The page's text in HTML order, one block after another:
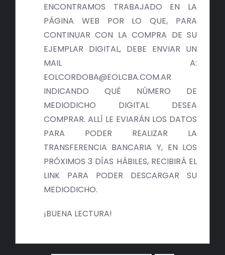
MEDIODICHO
ACTUALIDAD
CONTACTO
ENCONTRAMOS TRABAJADO EN LA
PÁGINA WEB POR LO QUE, PARA
CONTINUAR CON LA COMPRA DE SU
EJEMPLAR DIGITAL, DEBE ENVIAR UN
MAIL A:
EOLCORDOBA@EOLCBA.COM.AR
INDICANDO QUÉ NÚMERO DE
MEDIODICHO DIGITAL DESEA
COMPRAR. ALLÍ LE EVIARÁN LOS DATOS
PARA PODER REALIZAR LA
TRANSFERENCIA BANCARIA Y, EN LOS
PRÓXIMOS 3 DÍAS HÁBILES, RECIBIRÁ EL
LINK PARA PODER DESCARGAR SU
MEDIODICHO.
¡BUENA LECTURA!